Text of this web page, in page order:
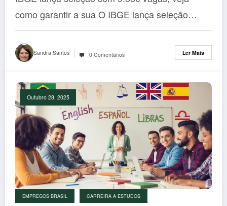
vida em 2026!
como garantir a sua O IBGE lança seleção…
Sandra Santos 0 Comentários Ler Mais
Outubro 28, 2025
EMPREGOS BRASIL CARREIRA A ESTUDOS